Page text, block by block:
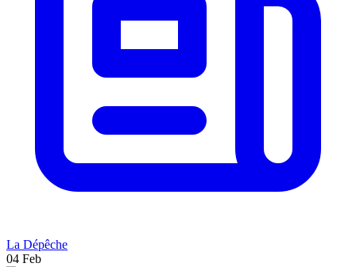
La Dépêche
04 Feb